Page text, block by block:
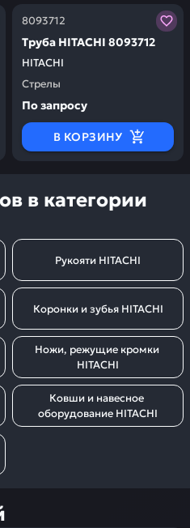
вы получаете гарантию
8093712
HITACHI
Труба HITACHI 8093712
Стрелы
Заказывая запчасти у
По запросу
В КОРЗИНУ
в категории
Рукояти HITACHI
Коронки и зубья HITACHI
Ножи, режущие кромки
HITACHI
Ковши и навесное
оборудование HITACHI